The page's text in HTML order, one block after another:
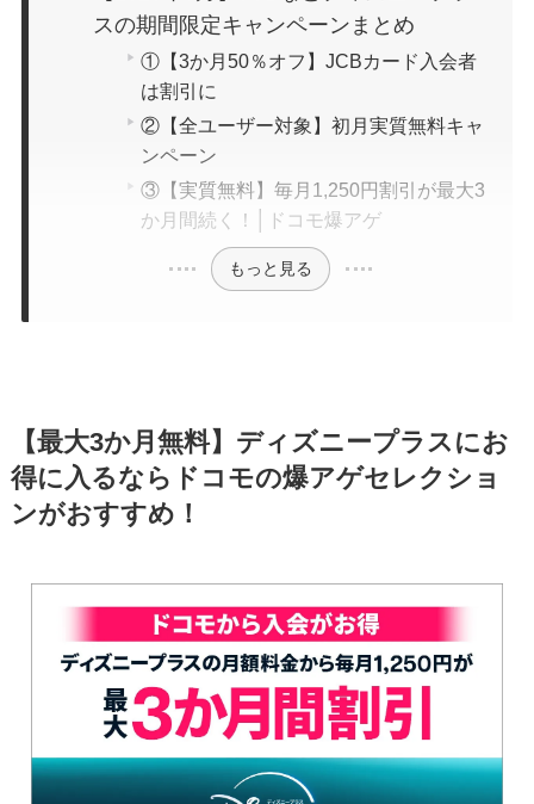
スの期間限定キャンペーンまとめ
①【3か月50％オフ】JCBカード入会者
は割引に
②【全ユーザー対象】初月実質無料キャ
ンペーン
③【実質無料】毎月1,250円割引が最大3
か月間続く！│ドコモ爆アゲ
もっと見る
【最大3か月無料】ディズニープラスにお
得に入るならドコモの爆アゲセレクショ
ンがおすすめ！